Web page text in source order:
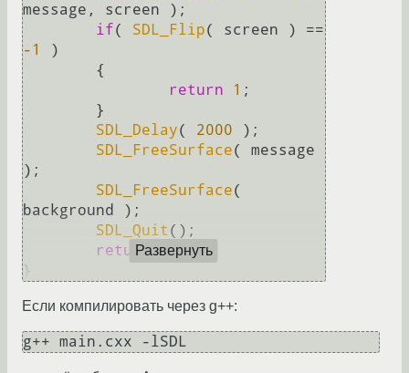
message, screen );
if( SDL_Flip
( screen ) ==
-1
)
return
1 ;
SDL_Delay( 2000 );
SDL_FreeSurface( message
);
SDL_FreeSurface(
background );
SDL_Quit ();
return 0;
Развернуть
Если компилировать через g++: